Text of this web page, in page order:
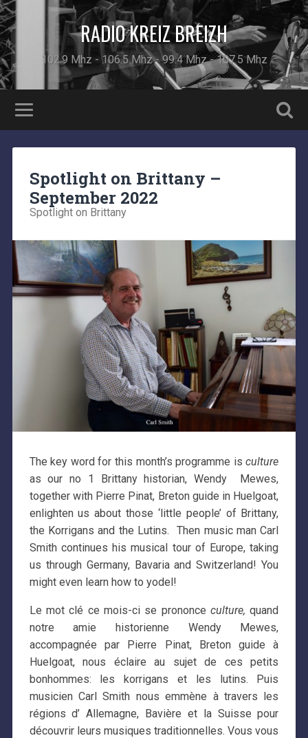
RADIO KREIZ BREIZH
102.9 Mhz - 106.5 Mhz - 99.4 Mhz - 107.5 Mhz
Spotlight on Brittany –
September 2022
Spotlight on Brittany
The key word for this month’s programme isculture
as our no 1 Brittany historian, Wendy Mewes,
together with Pierre Pinat, Breton guide in Huelgoat,
enlighten us about those ‘little people’ of Brittany,
the Korrigans and the Lutins. Then music man Carl
Smith continues his musical tour of Europe, taking
us through Germany, Bavaria and Switzerland! You
might even learn how to yodel!
Le mot clé ce mois-ci se prononceculture,quand
notre amie historienne Wendy Mewes,
accompagnée par Pierre Pinat, Breton guide à
Huelgoat, nous éclaire au sujet de ces petits
bonhommes: les korrigans et les lutins. Puis
musicien Carl Smith nous emmène à travers les
régions d’ Allemagne, Bavière et la Suisse pour
découvrir leurs musiques traditionnelles. Vous vous